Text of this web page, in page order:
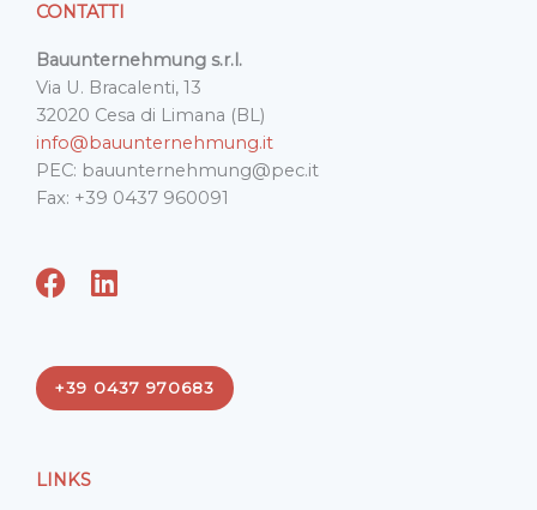
CONTATTI
Bauunternehmung s.r.l.
Via U. Bracalenti, 13
32020 Cesa di Limana (BL)
info@bauunternehmung.it
PEC: bauunternehmung@pec.it
Fax: +39 0437 960091
F
e
b
k
L
k
e
+39 0437 970683
LINKS